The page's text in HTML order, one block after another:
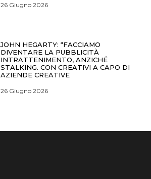
26 Giugno 2026
JOHN HEGARTY: “FACCIAMO
DIVENTARE LA PUBBLICITÀ
INTRATTENIMENTO, ANZICHÉ
STALKING. CON CREATIVI A CAPO DI
AZIENDE CREATIVE
26 Giugno 2026